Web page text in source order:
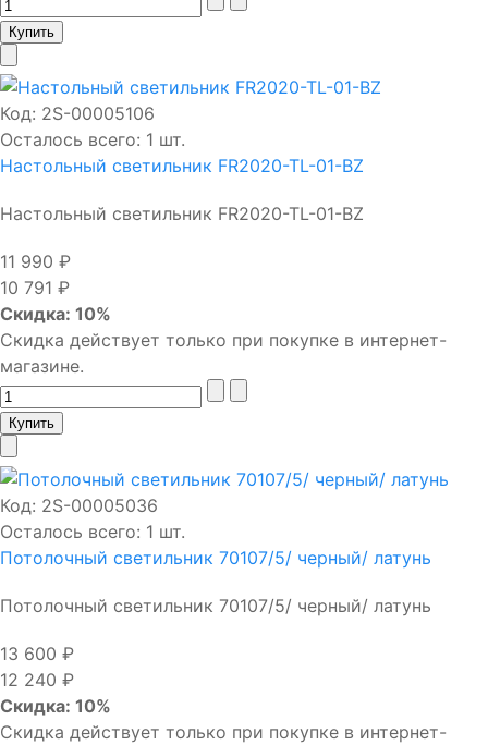
Код: 2S-00005106
Осталось всего: 1 шт.
Настольный светильник FR2020-TL-01-BZ
Настольный светильник FR2020-TL-01-BZ
11 990 ₽
10 791 ₽
Скидка: 10%
Скидка действует только при покупке в интернет-
магазине.
Код: 2S-00005036
Осталось всего: 1 шт.
Потолочный светильник 70107/5/ черный/ латунь
Потолочный светильник 70107/5/ черный/ латунь
13 600 ₽
12 240 ₽
Скидка: 10%
Скидка действует только при покупке в интернет-